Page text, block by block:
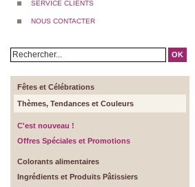
SERVICE CLIENTS
NOUS CONTACTER
OK
Fêtes et Célébrations
Thèmes, Tendances et Couleurs
C'est nouveau !
Offres Spéciales et Promotions
Colorants alimentaires
Ingrédients et Produits Pâtissiers